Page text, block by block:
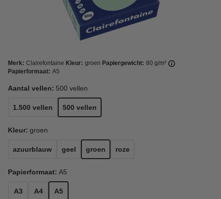
Merk: Clairefontaine Kleur: groen Papiergewicht: 80 g/m²
Papierformaat: A5
Aantal vellen: 500 vellen
1.500 vellen 500 vellen
Kleur: groen
azuurblauw geel groen roze
Papierformaat: A5
A3 A4 A5